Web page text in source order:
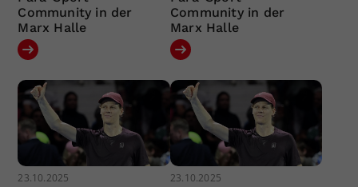
Community in der
Marx Halle
Community in der
Marx Halle
23.10.2025 23.10.2025